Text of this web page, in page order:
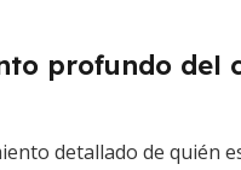
profundo del
detallado de quién